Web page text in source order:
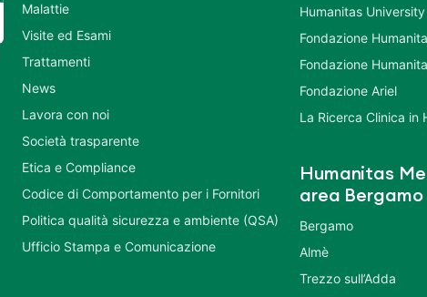
Malattie
Visite ed Esami
Trattamenti
News
Lavora con noi
Società trasparente
Etica e Compliance
Codice di Comportamento per i Fornitori
Politica qualità sicurezza e ambiente (QSA)
Ufficio Stampa e Comunicazione
Humanitas University
Fondazione
Fondazione
Fondazione Ariel
La Ricerca Clinica in
Humanitas
area Bergamo
Bergamo
Almè
Trezzo sull’Adda